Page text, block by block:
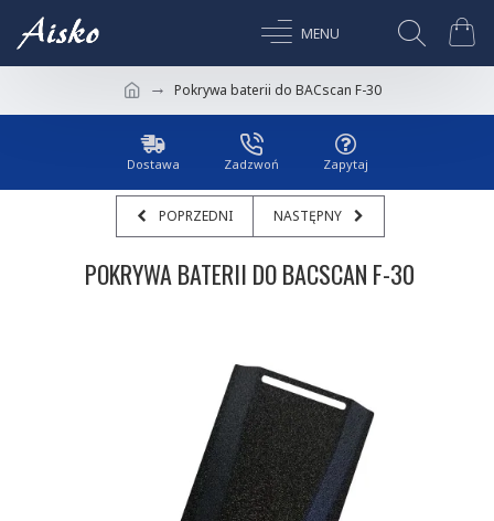
Pokrywa baterii do BACscan F-30
Dostawa Zadzwoń Zapytaj
POPRZEDNI NASTĘPNY
POKRYWA BATERII DO BACSCAN F-30